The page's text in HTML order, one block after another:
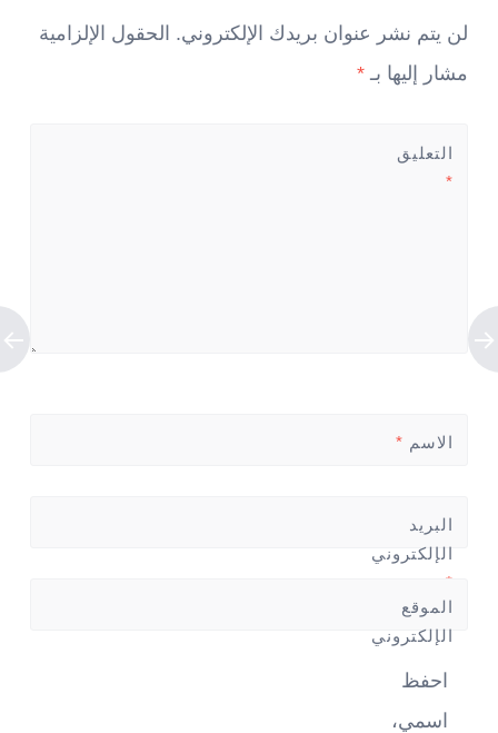
لن يتم نشر عنوان بريدك الإلكتروني. الحقول الإلزامية
مشار إليها بـ *
التعليق
*
الاسم *
البريد
الإلكتروني
*
الموقع
الإلكتروني
احفظ
اسمي،